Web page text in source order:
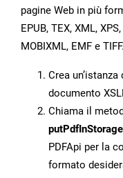
pagine Web in più
EPUB, TEX, XML,
MOBIXML, EMF e TIFF.
Crea
documento
Chiama il
PDFApi per la
formato